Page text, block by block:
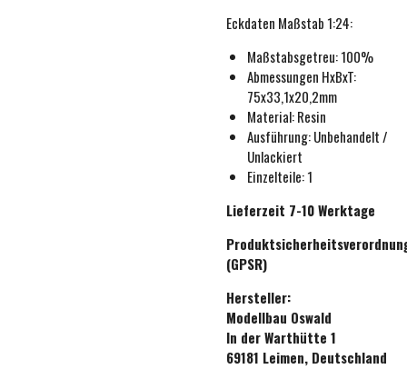
Eckdaten Maßstab 1:24:
Maßstabsgetreu:100%
Abmessungen HxBxT:
75x33,1x20,2mm
Material: Resin
Ausführung:Unbehandelt /
Unlackiert
Einzelteile: 1
Lieferzeit 7-10 Werktage
(GPSR)
Hersteller:
Modellbau Oswald
In der Warthütte 1
69181 Leimen, Deutschland